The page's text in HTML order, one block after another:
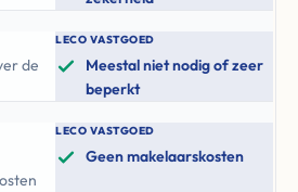
de
LECO VASTGOED
Meestal niet nodig of zeer
beperkt
LECO VASTGOED
Geen makelaarskosten